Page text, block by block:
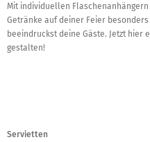
Mit individuellen
Getränke auf deiner Feier
beeindruckst deine Gäste. Jetzt hier
gestalten!
Servietten